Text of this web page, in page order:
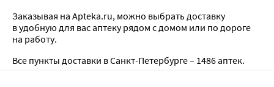
Заказывая на Apteka.ru, можно выбрать доставку
в удобную для вас аптеку рядом с домом или по дороге
на работу.
Все пункты доставки в Санкт-Петербурге – 1486 аптек.